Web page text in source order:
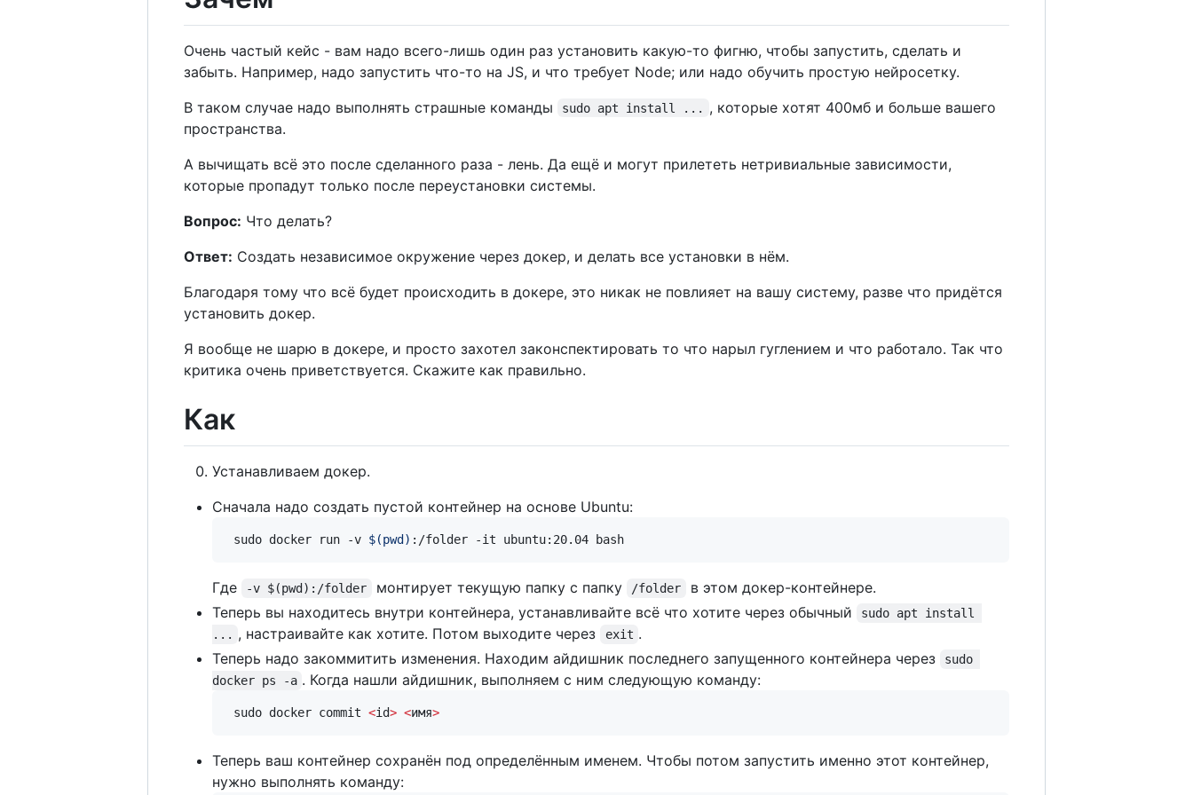
Очень частый кейс - вам надо всего-лишь один раз установить какую-то фигню, чтобы запустить, сделать и
забыть. Например, надо запустить что-то на JS, и что требует Node; или надо обучить простую нейросетку.
В таком случае надо выполнять страшные команды
sudo apt install ...
, которые хотят 400мб и больше вашего
пространства.
А вычищать всё это после сделанного раза - лень. Да ещё и могут прилететь нетривиальные зависимости,
которые пропадут только после переустановки системы.
Вопрос: Что делать?
Ответ: Создать независимое окружение через докер, и делать все установки в нём.
Благодаря тому что всё будет происходить в докере, это никак не повлияет на вашу систему, разве что придётся
установить докер.
Я вообще не шарю в докере, и просто захотел законспектировать то что нарыл гуглением и что работало. Так что
критика очень приветствуется. Скажите как правильно.
Как
Устанавливаем докер.
Сначала надо создать пустой контейнер на основе Ubuntu:
sudo docker run -v $(pwd ) :/folder -it ubuntu:20.04 bash
Где -v $(pwd):/folder монтирует текущую папку с папку /folder
в этом докер-контейнере.
Теперь вы находитесь внутри контейнера, устанавливайте всё что хотите через обычный
sudo apt install
... , настраивайте как хотите. Потом выходите через exit .
Теперь надо закоммитить изменения. Находим айдишник последнего запущенного контейнера через
sudo
docker ps -a . Когда нашли айдишник, выполняем с ним следующую команду:
sudo docker commit <id> <имя>
Теперь ваш контейнер сохранён под определённым именем. Чтобы потом запустить именно этот контейнер,
нужно выполнять команду: